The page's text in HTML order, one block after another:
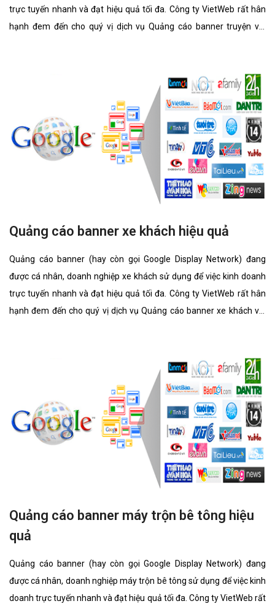
trực tuyến nhanh và đạt hiệu quả tối đa. Công ty VietWeb rất hân
hạnh đem đến cho quý vị dịch vụ Quảng cáo banner truyện với
Quảng cáo banner xe khách hiệu quả
Quảng cáo banner (hay còn gọi Google Display Network) đang
được cá nhân, doanh nghiệp xe khách sử dụng để việc kinh doanh
trực tuyến nhanh và đạt hiệu quả tối đa. Công ty VietWeb rất hân
hạnh đem đến cho quý vị dịch vụ Quảng cáo banner xe khách với
Quảng cáo banner máy trộn bê tông hiệu
quả
Quảng cáo banner (hay còn gọi Google Display Network) đang
được cá nhân, doanh nghiệp máy trộn bê tông sử dụng để việc kinh
doanh trực tuyến nhanh và đạt hiệu quả tối đa. Công ty VietWeb rất